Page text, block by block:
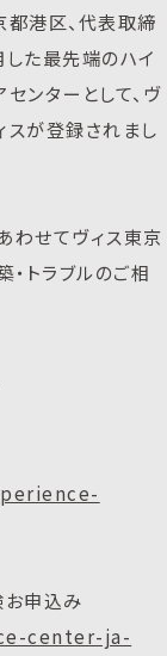
都港区、代表取締
た最先端のハイ
ンターとして、ヴ
スが登録されまし
わせてヴィス東京
・トラブルのご相
お申込み
center-ja-